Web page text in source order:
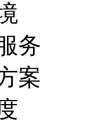
务
案